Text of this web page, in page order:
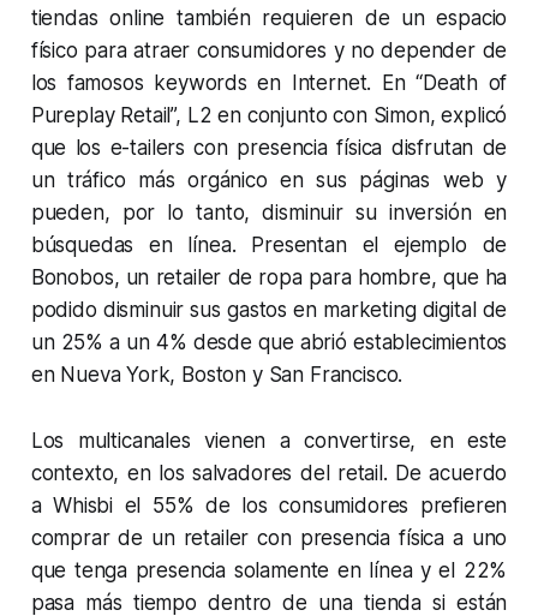
tiendas online también requieren de un espacio
físico para atraer consumidores y no depender de
los famosos keywords en Internet. En “Death of
Pureplay Retail”, L2 en conjunto con Simon, explicó
que los e-tailers con presencia física disfrutan de
un tráfico más orgánico en sus páginas web y
pueden, por lo tanto, disminuir su inversión en
búsquedas en línea. Presentan el ejemplo de
Bonobos, un retailer de ropa para hombre, que ha
podido disminuir sus gastos en marketing digital de
un 25% a un 4% desde que abrió establecimientos
en Nueva York, Boston y San Francisco.
Los multicanales vienen a convertirse, en este
contexto, en los salvadores del retail. De acuerdo
a Whisbi el 55% de los consumidores prefieren
comprar de un retailer con presencia física a uno
que tenga presencia solamente en línea y el 22%
pasa más tiempo dentro de una tienda si están